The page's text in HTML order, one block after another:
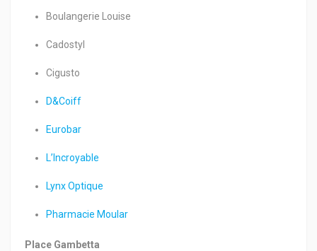
Boulangerie Louise
Cadostyl
Cigusto
D&Coiff
Eurobar
L’Incroyable
Lynx Optique
Pharmacie Moular
Place Gambetta